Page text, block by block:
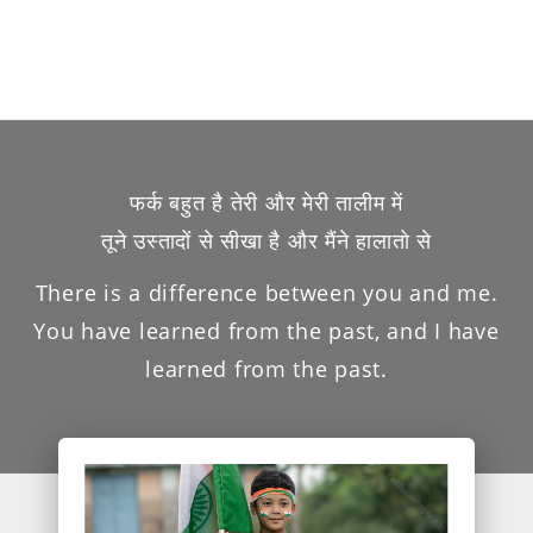
फर्क बहुत है तेरी और मेरी तालीम में
तूने उस्तादों से सीखा है और मैंने हालातो से
There is a difference between you and me.
You have learned from the past, and I have
learned from the past.